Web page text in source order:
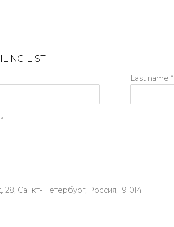
LIST
Last name *
28, Санкт-Петербург, Россия, 191014